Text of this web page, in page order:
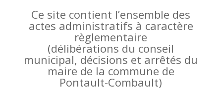
Ce site contient l’ensemble des
actes administratifs à caractère
règlementaire
(délibérations du conseil
municipal, décisions et arrêtés du
maire de la commune de
Pontault-Combault)